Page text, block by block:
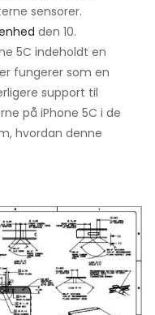
sensorer.
den 10.
5C indeholdt en
fungerer som en
support til
på iPhone 5C i de
hvordan denne